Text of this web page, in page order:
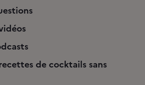
de cocktails sans